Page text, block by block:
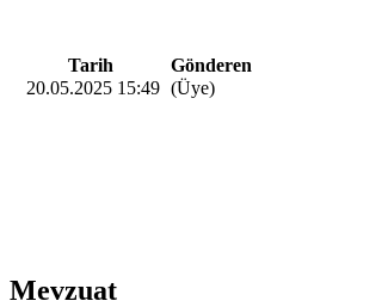
Tarih
Gönderen
20.05.2025 15:49 (Üye)
Mevzuat